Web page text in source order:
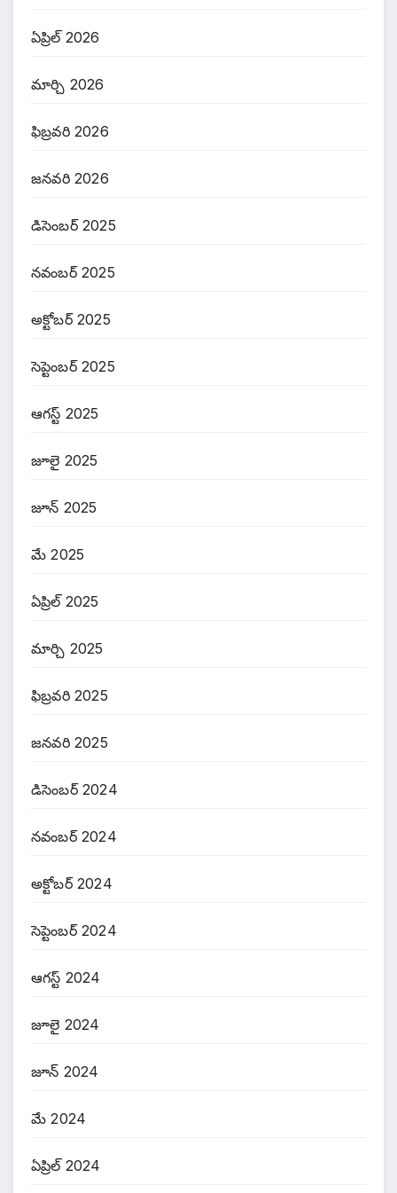
ఏప్రిల్ 2026
మార్చి 2026
ఫిబ్రవరి 2026
జనవరి 2026
డిసెంబర్ 2025
నవంబర్ 2025
అక్టోబర్ 2025
సెప్టెంబర్ 2025
ఆగస్ట్ 2025
జూలై 2025
జూన్ 2025
మే 2025
ఏప్రిల్ 2025
మార్చి 2025
ఫిబ్రవరి 2025
జనవరి 2025
డిసెంబర్ 2024
నవంబర్ 2024
అక్టోబర్ 2024
సెప్టెంబర్ 2024
ఆగస్ట్ 2024
జూలై 2024
జూన్ 2024
మే 2024
ఏప్రిల్ 2024